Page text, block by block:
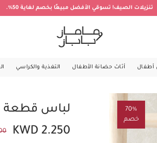
تنزيلات الصيف! تسوقي الأفضل مبيعًا بخصم لغاية 50%.
أطفال أثاث حضانة الأطفال التغذية والكراسي
70%
خصم
لباس قطعة
KWD 2.250